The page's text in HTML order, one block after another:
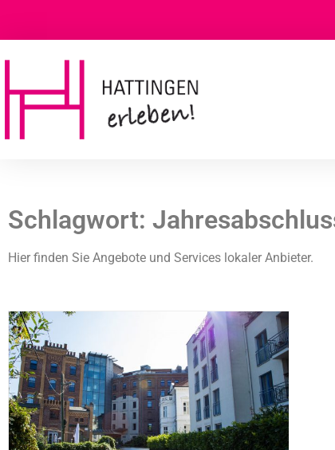
Schlagwort:
Hier finden Sie Angebote und Services lokaler Anbieter.